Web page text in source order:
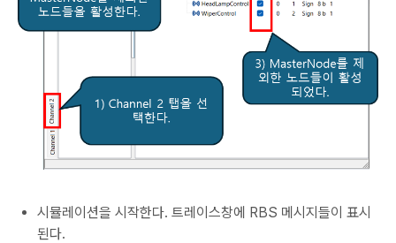
시뮬레이션을 시작한다. 트레이스창에 RBS 메시지들이 표시
된다.